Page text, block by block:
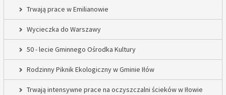
Trwają prace w Emilianowie
Wycieczka do Warszawy
50 - lecie Gminnego Ośrodka Kultury
Rodzinny Piknik Ekologiczny w Gminie Iłów
Trwają intensywne prace na oczyszczalni ścieków w Iłowie